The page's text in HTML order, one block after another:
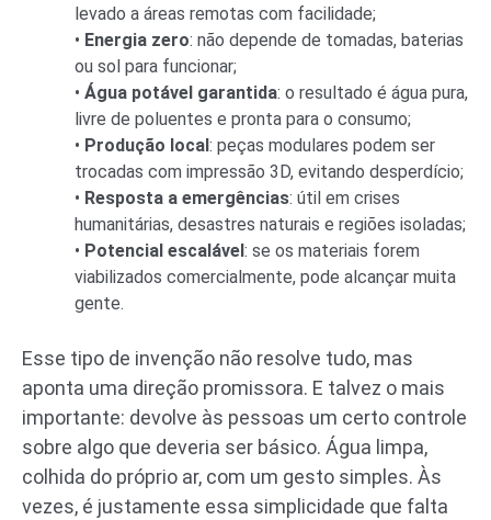
levado a áreas remotas com facilidade;
• Energia zero: não depende de tomadas, baterias
ou sol para funcionar;
• Água potável garantida: o resultado é água pura,
livre de poluentes e pronta para o consumo;
• Produção local : peças modulares podem ser
trocadas com impressão 3D, evitando desperdício;
• Resposta a emergências: útil em crises
humanitárias, desastres naturais e regiões isoladas;
• Potencial escalável : se os materiais forem
viabilizados comercialmente, pode alcançar muita
gente.
Esse tipo de invenção não resolve tudo, mas
aponta uma direção promissora. E talvez o mais
importante: devolve às pessoas um certo controle
sobre algo que deveria ser básico. Água limpa,
colhida do próprio ar, com um gesto simples. Às
vezes, é justamente essa simplicidade que falta